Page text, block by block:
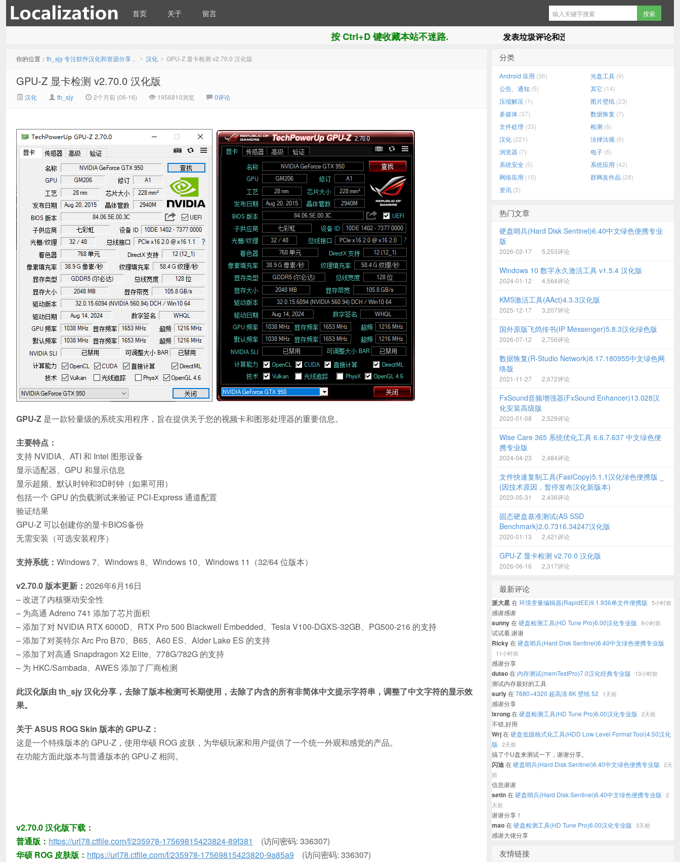
分享，
首页 关于 留言
最新消息：
按 Ctrl+D 键收藏本站不迷路. 发表垃圾评论和违法信息直接拉黑.
你的位置： th_sjy 专注软件汉化和资源分享， > 汉化 > GPU-Z 显卡检测 v2.70.0 汉化版
GPU-Z 显卡检测 v2.70.0 汉化版
汉化 th_sjy 2个月前 (06-16) 1956810浏览 0评论
GPU-Z 是一款轻量级的系统实用程序，旨在提供关于您的视频卡和图形处理器的重要信息。
主要特点：
支持 NVIDIA、ATI 和 Intel 图形设备
显示适配器、GPU 和显示信息
显示超频、默认时钟和3D时钟（如果可用）
包括一个 GPU 的负载测试来验证 PCI-Express 通道配置
验证结果
GPU-Z 可以创建你的显卡BIOS备份
无需安装（可选安装程序）
支持系统： Windows 7、Windows 8、Windows 10、Windows 11（32/64 位版本）
v2.70.0 版本更新： 2026年6月16日
– 改进了内核驱动安全性
– 为高通 Adreno 741 添加了芯片面积
– 添加了对 NVIDIA RTX 6000D、RTX Pro 500 Blackwell Embedded、Tesla V100-DGXS-32GB、PG500-216 的支持
– 添加了对英特尔 Arc Pro B70、B65、A60 ES、Alder Lake ES 的支持
– 添加了对高通 Snapdragon X2 Elite、778G/782G 的支持
– 为 HKC/Sambada、AWES 添加了厂商检测
此汉化版由 th_sjy 汉化分享，去除了版本检测可长期使用，去除了内含的所有非简体中文提示字符串，调整了中文字符的显示效
果。
关于 ASUS ROG Skin 版本的 GPU-Z：
这是一个特殊版本的 GPU-Z，使用华硕 ROG 皮肤，为华硕玩家和用户提供了一个统一外观和感觉的产品。
在功能方面此版本与普通版本的 GPU-Z 相同。
v2.70.0 汉化版下载：
普通版： https://url78.ctfile.com/f/235978-17569815423824-89f381
(访问密码: 336307)
华硕 ROG 皮肤版： https://url78.ctfile.com/f/235978-17569815423820-9a85a9 (访问密码: 336307)
分类
Android 应用 (36) 光盘工具 (9)
公告、通知 (5) 其它 (14)
压缩解压 (1) 图片壁纸 (23)
多媒体 (37) 数据恢复 (7)
文件处理 (33) 检测 (6)
汉化 (221) 法律法规 (6)
浏览器 (7) 电子 (6)
系统安全 (5) 系统应用 (42)
网络应用 (15) 群网友作品 (28)
资讯 (3)
热门文章
硬盘哨兵(Hard Disk Sentinel)6.40中文绿色便携专业
版
2026-02-17 5,253评论
Windows 10 数字永久激活工具 v1.5.4 汉化版
2024-01-12 4,564评论
KMS激活工具(AAct)4.3.3汉化版
2025-12-17 3,207评论
国外原版飞鸽传书(IP Messenger)5.8.3汉化绿色版
2026-07-12 2,756评论
数据恢复(R-Studio Network)8.17.180955中文绿色网
络版
2021-11-27 2,672评论
FxSound音频增强器(FxSound Enhancer)13.028汉
化安装高级版
2020-01-08 2,529评论
Wise Care 365 系统优化工具 6.6.7.637 中文绿色便
携专业版
2024-04-23 2,484评论
文件快速复制工具(FastCopy)5.1.1汉化绿色便携版 _
(因技术原因，暂停发布汉化新版本)
2023-05-31 2,436评论
固态硬盘基准测试(AS SSD
Benchmark)2.0.7316.34247汉化版
2020-01-13 2,421评论
GPU-Z 显卡检测 v2.70.0 汉化版
2026-06-16 2,317评论
最新评论
派大星在环境变量编辑器(RapidEE)9.1.936单文件便携版 5小时前
感谢感谢
sunny在硬盘检测工具(HD Tune Pro)6.00汉化专业版 9小时前
试试看,谢谢
Ricky在硬盘哨兵(Hard Disk Sentinel)6.40中文绿色便携专业版
11小时前
感谢分享
dutao在 内存测试(memTestPro)7.0汉化经典专业版 13小时前
测试内存最好的工具
surly在7680×4320 超高清 8K 壁纸 52 1天前
感谢分享
lxrong在硬盘检测工具(HD Tune Pro)6.00汉化专业版 2天前
不错,好用
Wrj在硬盘低级格式化工具(HDD Low Level Format Tool)4.50汉化
版 2天前
搞了个U盘来测试一下，谢谢分享。
闪迪在硬盘哨兵(Hard Disk Sentinel)6.40中文绿色便携专业版 2天
前
信息谢谢
setin在硬盘哨兵(Hard Disk Sentinel)6.40中文绿色便携专业版 2
天前
谢谢分享！
mao在硬盘检测工具(HD Tune Pro)6.00汉化专业版 3天前
感谢大佬分享
友情链接